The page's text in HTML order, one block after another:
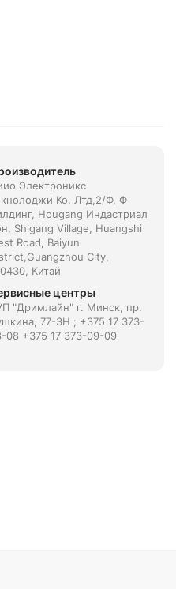
Электроникс
Ко. Лтд,2/Ф, Ф
Hougang Индастриал
Shigang Village, Huangshi
Road, Baiyun
City,
Китай
центры
"Дримлайн" г. Минск, пр.
77-3H ; +375 17 373-
08 +375 17 373-09-09